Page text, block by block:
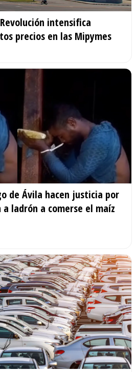
intensifica
precios en las Mipymes
de Ávila hacen justicia por
ladrón a comerse el maíz